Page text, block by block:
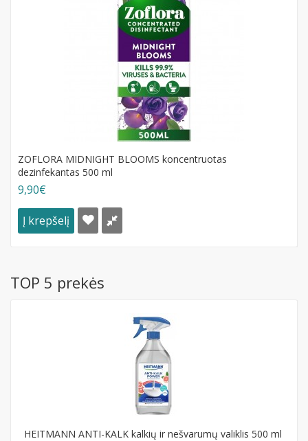
ZOFLORA MIDNIGHT BLOOMS koncentruotas
dezinfekantas 500 ml
9,90€
Į krepšelį
TOP 5 prekės
HEITMANN ANTI-KALK kalkių ir nešvarumų valiklis 500 ml